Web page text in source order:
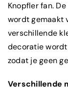
Knopfler fan.
wordt gemaakt
verschillende
decoratie
zodat je geen
Verschillende